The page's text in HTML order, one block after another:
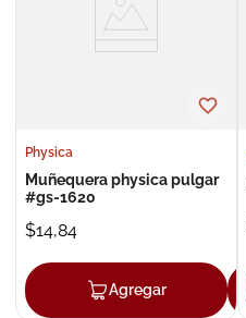
Physica
Muñequera physica pulgar
#gs-1620
$14,84
Agregar